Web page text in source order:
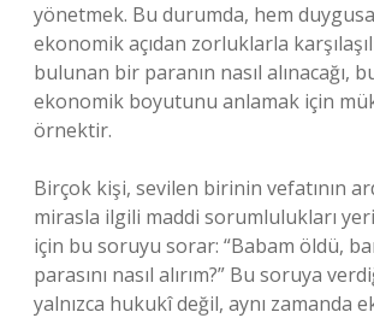
yönetmek. Bu durumda, hem
ekonomik açıdan zorluklarla
bulunan bir paranın nasıl alınacağı,
ekonomik boyutunu anlamak için
örnektir.
Birçok kişi, sevilen birinin vefatının
mirasla ilgili maddi sorumlulukları
için bu soruyu sorar: “Babam öldü,
parasını nasıl alırım?” Bu soruya
yalnızca hukukî değil, aynı zamanda